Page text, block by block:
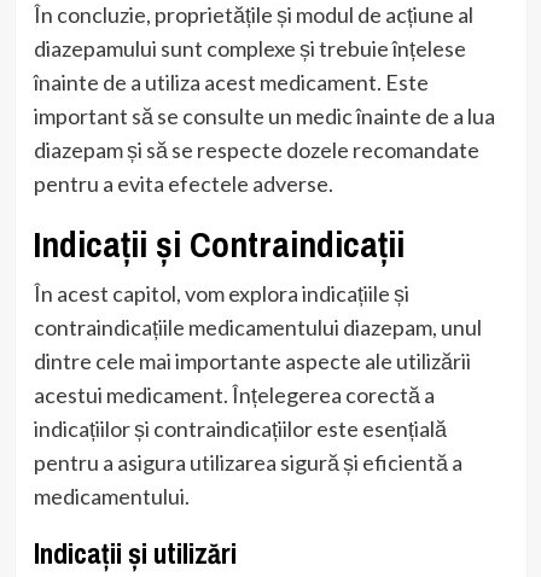
În concluzie, proprietățile și modul de acțiune al
diazepamului sunt complexe și trebuie înțelese
înainte de a utiliza acest medicament. Este
important să se consulte un medic înainte de a lua
diazepam și să se respecte dozele recomandate
pentru a evita efectele adverse.
Indicații și Contraindicații
În acest capitol, vom explora indicațiile și
contraindicațiile medicamentului diazepam, unul
dintre cele mai importante aspecte ale utilizării
acestui medicament. Înțelegerea corectă a
indicațiilor și contraindicațiilor este esențială
pentru a asigura utilizarea sigură și eficientă a
medicamentului.
Indicații și utilizări